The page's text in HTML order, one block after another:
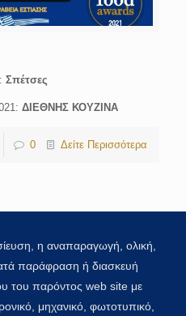
Σπέτσες
ΔΙΕΘΝΗΣ ΚΟΥΖΙΝΑ
0 Δείτε Περισσότερα
η αναπαραγωγή, ολική,
παράφραση ή διασκευή
του παρόντος web site με
μηχανικό, φωτοτυπικό,